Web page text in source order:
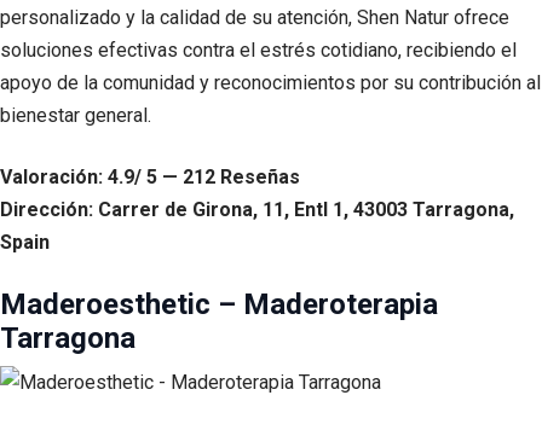
personalizado y la calidad de su atención, Shen Natur ofrece
soluciones efectivas contra el estrés cotidiano, recibiendo el
apoyo de la comunidad y reconocimientos por su contribución al
bienestar general.
Valoración: 4.9/ 5 — 212 Reseñas
Dirección: Carrer de Girona, 11, Entl 1, 43003 Tarragona,
Spain
Maderoesthetic – Maderoterapia
Tarragona